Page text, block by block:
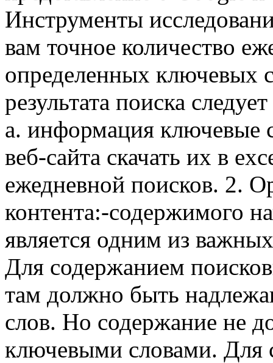
Инструменты
вам точное количество
определенных ключевых
результата поиска
a. информация ключевые
веб-сайта скачать их в
ежедневной поисков. 2.
контента:-содержимого
является одним из
Для содержанием
там должно быть
слов. Но содержание не
ключевыми словами. Для